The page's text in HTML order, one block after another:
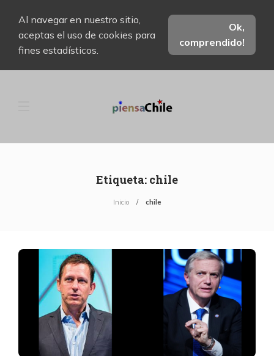
Al navegar en nuestro sitio,
aceptas el uso de cookies para
fines estadísticos.
Ok,
comprendido!
Etiqueta: chile
Inicio chile